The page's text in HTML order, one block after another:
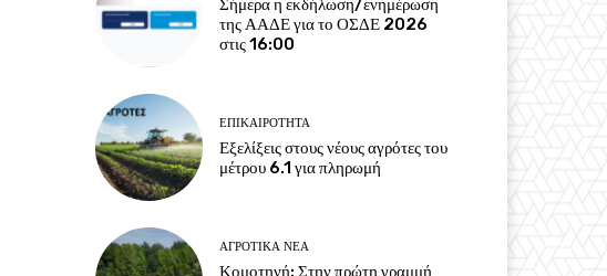
Σήμερα η εκδήλωση/ενημέρωση
της ΑΑΔΕ για το ΟΣΔΕ 2026
στις 16:00
ΕΠΙΚΑΙΡΌΤΗΤΑ
Εξελίξεις στους νέους αγρότες του
μέτρου 6.1 για πληρωμή
ΑΓΡΟΤΙΚΆ ΝΈΑ
Κομοτηνή: Στην πρώτη γραμμή